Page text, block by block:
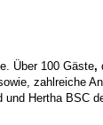
Über 100 Gäste,
zahlreiche
Hertha BSC